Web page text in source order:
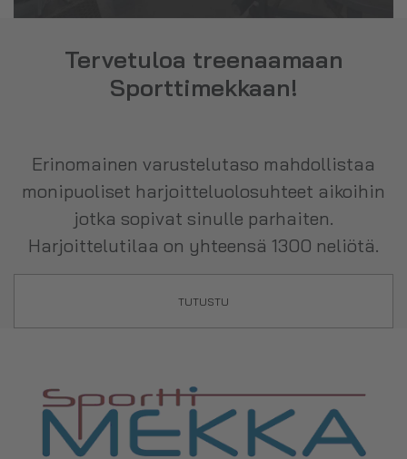
Tervetuloa treenaamaan
Sporttimekkaan!
Erinomainen varustelutaso mahdollistaa
monipuoliset harjoitteluolosuhteet aikoihin
jotka sopivat sinulle parhaiten.
Harjoittelutilaa on yhteensä 1300 neliötä.
TUTUSTU